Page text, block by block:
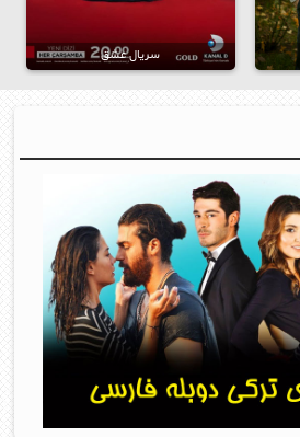
سریال عشق